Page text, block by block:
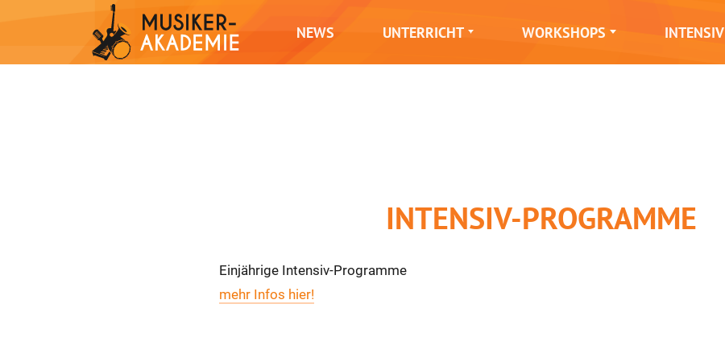
NEWS UNTERRICHT WORKSHOPS INTENSIV
INTENSIV-PROGRAMME
Einjährige Intensiv-Programme
mehr Infos hier!